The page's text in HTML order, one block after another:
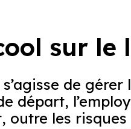
sur le
s’agisse de
départ,
outre les risques